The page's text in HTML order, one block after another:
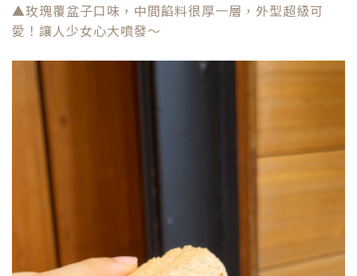
▲玫瑰覆盆子口味，中間餡料很厚一層，外型超級可
愛！讓人少女心大噴發～